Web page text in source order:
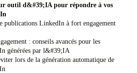
outil d&#39;IA pour répondre à vos
publications LinkedIn à fort engagement
: conseils avancés pour les
générées par l&#39;IA
lors de la génération automatique de